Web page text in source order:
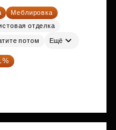
Меблировка
отделка
потом Ещё